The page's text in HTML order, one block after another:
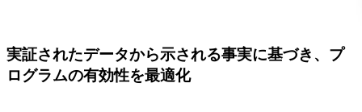
実証されたデータから示される事実に基づき、プ
ログラムの有効性を最適化